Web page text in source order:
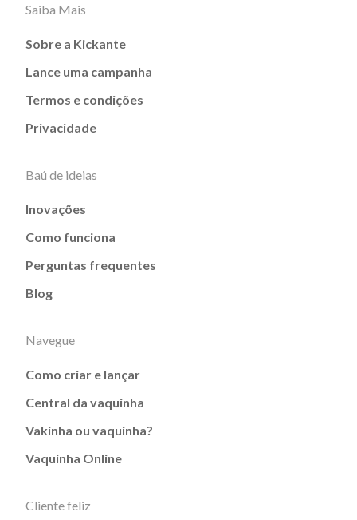
Saiba Mais
Sobre a Kickante
Lance uma campanha
Termos e condições
Privacidade
Baú de ideias
Inovações
Como funciona
Perguntas frequentes
Blog
Navegue
Como criar e lançar
Central da vaquinha
Vakinha ou vaquinha?
Vaquinha Online
Cliente feliz